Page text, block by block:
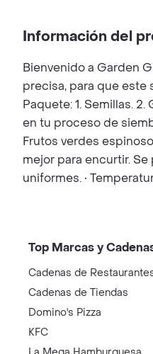
Información del
Bienvenido a Garden
precisa, para que este
Paquete: 1. Semillas.
en tu proceso de
Frutos verdes
mejor para encurtir.
uniformes. •
Top Marcas y
Cadenas de
Cadenas de Tiendas
Domino's Pizza
KFC